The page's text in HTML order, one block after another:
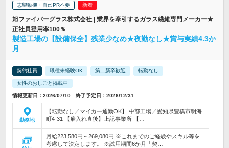
志望動機・自己PR不要
旭ファイバーグラス株式会社 | 業界を牽引するガラス繊維専門メーカー★
正社員登用率100％
製造工場の【設備保全】残業少なめ★夜勤なし★賞与実績4.3か
月
契約社員 職種未経験OK 第二新卒歓迎 転勤なし
女性のおしごと掲載中
情報更新日：2026/07/10 終了予定日：2026/12/31
勤務地
【転勤なし／マイカー通勤OK】 中部工場／愛知県豊橋市明海
町4-31 【雇入れ直後】上記事業所 【…
月給223,580円～269,080円 ※これまでのご経験やスキル等を
考慮して決定します。 ※試用期間6か月 └契…